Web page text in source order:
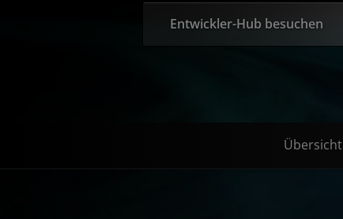
Entwickler-Hub besuchen
Übersicht